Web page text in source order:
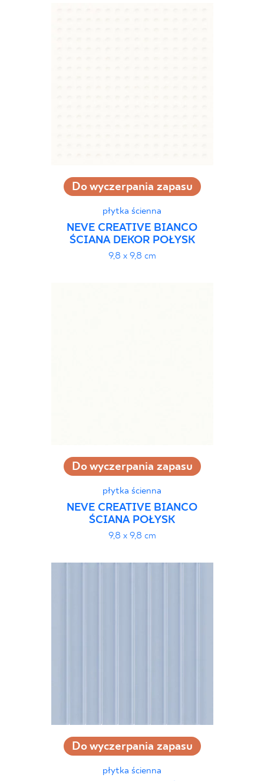
Do wyczerpania zapasu
płytka ścienna
NEVE CREATIVE BIANCO
ŚCIANA DEKOR POŁYSK
9,8 x 9,8 cm
Do wyczerpania zapasu
płytka ścienna
NEVE CREATIVE BIANCO
ŚCIANA POŁYSK
9,8 x 9,8 cm
Do wyczerpania zapasu
płytka ścienna